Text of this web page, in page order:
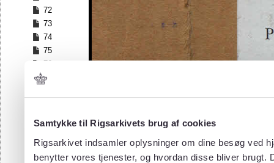
Samtykke til Rigsarkivets brug af cookies
Rigsarkivet indsamler oplysninger om dine besøg ved
benytter vores tjenester, og hvordan disse bliver
72
73
74
75
76
77
82
83